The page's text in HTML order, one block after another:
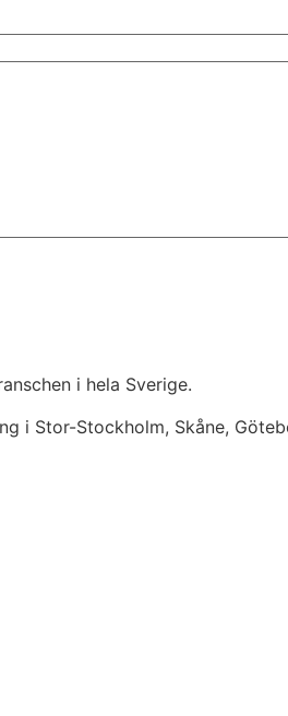
i hela Sverige.
Stor-Stockholm, Skåne,